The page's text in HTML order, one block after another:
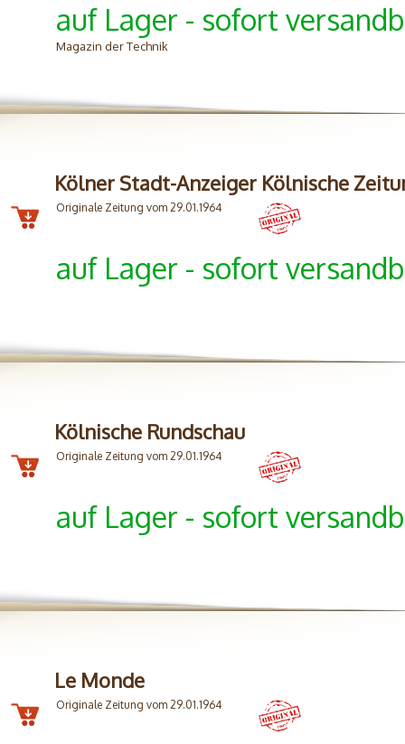
auf Lager - sofort
Magazin der Technik
Kölner Stadt-Anzeiger Kölnische
Originale Zeitung vom 29.01.1964
auf Lager - sofort
Kölnische Rundschau
Originale Zeitung vom 29.01.1964
auf Lager - sofort
Le Monde
Originale Zeitung vom 29.01.1964